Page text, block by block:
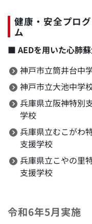
健康・安全プロ
ム
■ AEDを用いた心肺
神戸市立筒井台中
神戸市立大池中学
兵庫県立阪神特別
学校
兵庫県立むこがわ
支援学校
兵庫県立こやの里
支援学校
令和6年5月実施